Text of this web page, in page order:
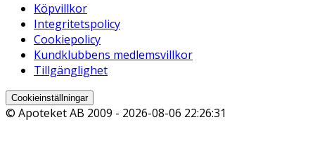
Köpvillkor
Integritetspolicy
Cookiepolicy
Kundklubbens medlemsvillkor
Tillgänglighet
Cookieinställningar
© Apoteket AB 2009 - 2026-08-06 22:26:31